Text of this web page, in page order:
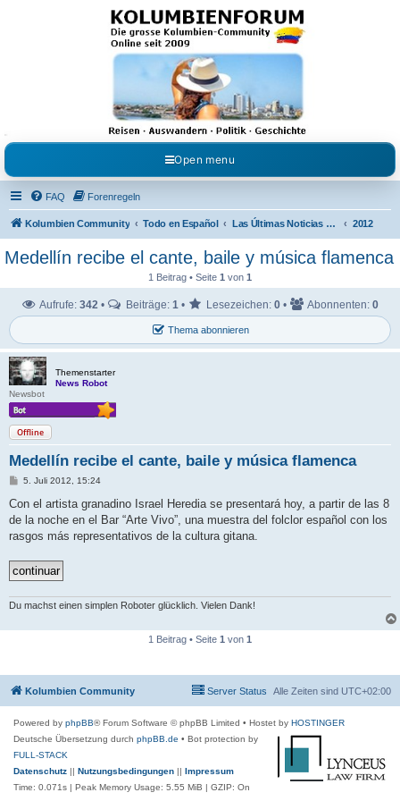
Kolumbienforum - Das
grosse Forum der
Freunde Kolumbiens
Reisen, Auswandern, Kultur, Politik, Geschichte und Visum in Kolumbien und Venezuela.
Austausch, Erfahrungen und Gemeinschaft im Kolumbienforum
Open menu
FAQ Forenregeln
Kolumbien Community Todo en Español Las Últimas Noticias en Español 2012
Medellín recibe el cante, baile y música flamenca
1 Beitrag • Seite 1 von 1
Thema abonnieren
Aufrufe: 342 • Beiträge: 1 • Lesezeichen: 0 • Abonnenten: 0
Themenstarter
News Robot
Newsbot
Offline
Medellín recibe el cante, baile y música flamenca
B
i
r
a
5. Juli 2012, 15:24
Con el artista granadino Israel Heredia se presentará hoy, a partir de las 8
de la noche en el Bar “Arte Vivo”, una muestra del folclor español con los
rasgos más representativos de la cultura gitana.
Du machst einen simplen Roboter glücklich. Vielen Dank!
1 Beitrag • Seite 1 von 1
Kolumbien Community Alle Zeiten sind UTC+02:00
Server Status
Powered by phpBB® Forum Software © phpBB Limited • Hostet by HOSTINGER
Deutsche Übersetzung durch phpBB.de • Bot protection by
FULL-STACK
Datenschutz || Nutzungsbedingungen || Impressum
Time: 0.071s | Peak Memory Usage: 5.55 MiB | GZIP: On